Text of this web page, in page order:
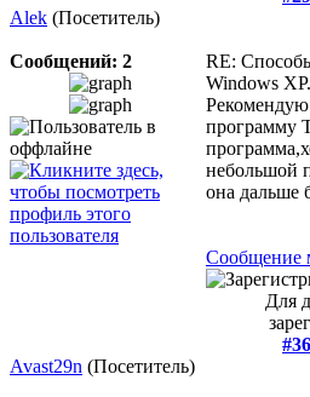
Alek (Посетитель)
Сообщений: 2
RE:
Windows XP.
Рекомендую
программу
небольшой
она дальше
Сообщение
Для
Avast29n (Посетитель)